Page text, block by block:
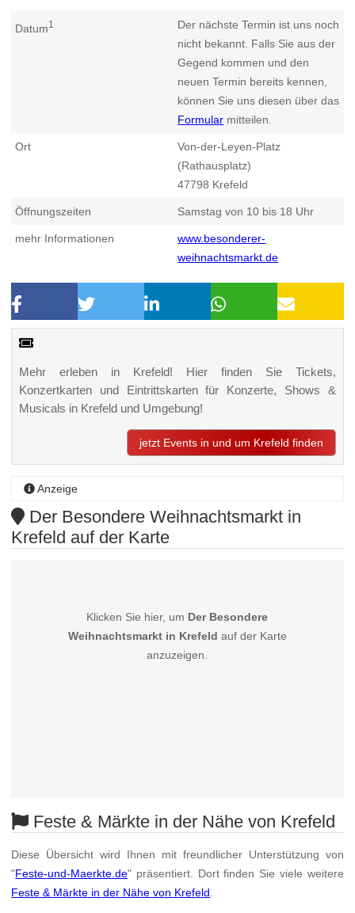
Datum1
Der nächste Termin ist uns noch
nicht bekannt. Falls Sie aus der
Gegend kommen und den
neuen Termin bereits kennen,
können Sie uns diesen über das
Formular mitteilen.
Ort
Von-der-Leyen-Platz
(Rathausplatz)
47798 Krefeld
Öffnungszeiten Samstag von 10 bis 18 Uhr
mehr Informationen
www.besonderer-
weihnachtsmarkt.de
Mehr erleben in Krefeld! Hier finden Sie Tickets,
Konzertkarten und Eintrittskarten für Konzerte, Shows &
Musicals in Krefeld und Umgebung!
jetzt Events in und um Krefeld finden
Anzeige
Der Besondere Weihnachtsmarkt in
Krefeld auf der Karte
Klicken Sie hier, um Der Besondere
Weihnachtsmarkt in Krefeld auf der Karte
anzuzeigen.
Feste & Märkte in der Nähe von Krefeld
Diese Übersicht wird Ihnen mit freundlicher Unterstützung von
"Feste-und-Maerkte.de" präsentiert. Dort finden Sie viele weitere
Feste & Märkte in der Nähe von Krefeld